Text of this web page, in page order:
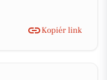
Kopiér link